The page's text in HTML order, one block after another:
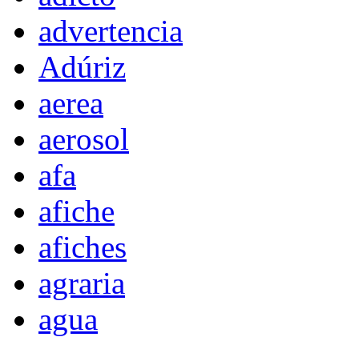
advertencia
Adúriz
aerea
aerosol
afa
afiche
afiches
agraria
agua